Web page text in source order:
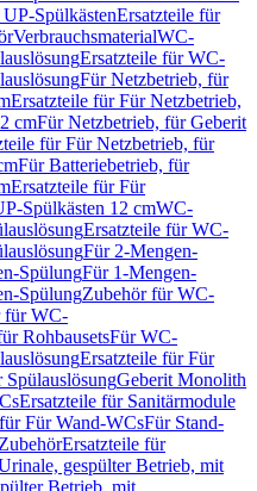
SpülkästenErsatzteile für
VerbrauchsmaterialWC-
Ersatzteile für WC-
Für Netzbetrieb, für
Ersatzteile für Für Netzbetrieb,
cmFür Netzbetrieb, für Geberit
für Für Netzbetrieb, für
Für Batteriebetrieb, für
Ersatzteile für Für
Spülkästen 12 cmWC-
Ersatzteile für WC-
Für 2-Mengen-
SpülungFür 1-Mengen-
SpülungZubehör für WC-
für WC-
RohbausetsFür WC-
Ersatzteile für Für
SpülauslösungGeberit Monolith
Ersatzteile für Sanitärmodule
Für Wand-WCsFür Stand-
ZubehörErsatzteile für
gespülter Betrieb, mit
Betrieb, mit